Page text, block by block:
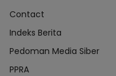
Contact
Indeks Berita
Pedoman Media Siber
PPRA